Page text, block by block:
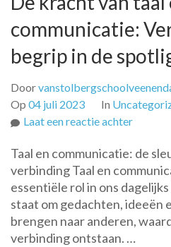
communicatie:
begrip in de
Door
Op 04 juli 2023 In
Laat een reactie achterop
kracht
van
taal
en
Taal en communicatie: de
verbinding Taal en
essentiële rol in ons
staat om gedachten, ideeën
brengen naar anderen,
verbinding ontstaan. …